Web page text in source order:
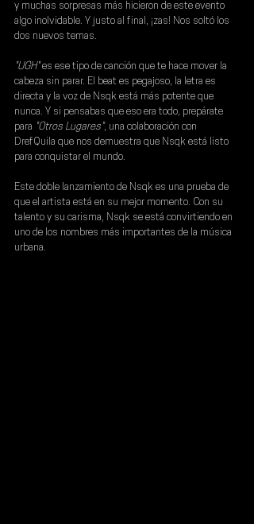
y muchas sorpresas más hicieron de este evento
algo inolvidable. Y justo al final, ¡zas! Nos soltó los
dos nuevos temas.
"UGH" es ese tipo de canción que te hace mover la
cabeza sin parar. El beat es pegajoso, la letra es
directa y la voz de Nsqk está más potente que
nunca. Y si pensabas que eso era todo, prepárate
para "Otros Lugares", una colaboración con
DrefQuila que nos demuestra que Nsqk está listo
para conquistar el mundo.
Este doble lanzamiento de Nsqk es una prueba de
que el artista está en su mejor momento. Con su
talento y su carisma, Nsqk se está convirtiendo en
uno de los nombres más importantes de la música
urbana.